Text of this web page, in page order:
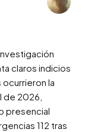
claros indicios
la
de 2026,
presencial
112 tras